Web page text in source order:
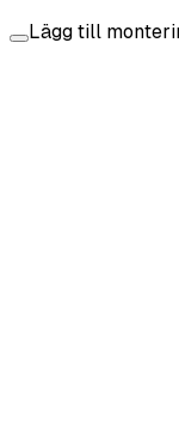
Lägg till